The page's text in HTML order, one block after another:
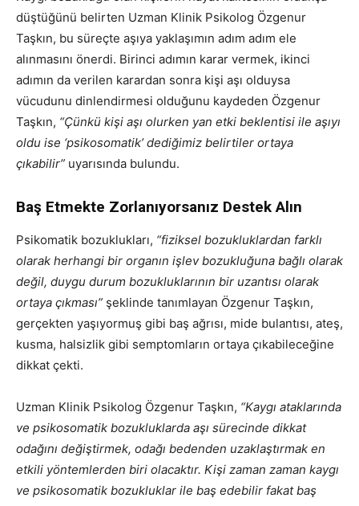
düştüğünü belirten Uzman Klinik Psikolog Özgenur
Taşkın, bu süreçte aşıya yaklaşımın adım adım ele
alınmasını önerdi. Birinci adımın karar vermek, ikinci
adımın da verilen karardan sonra kişi aşı olduysa
vücudunu dinlendirmesi olduğunu kaydeden Özgenur
Taşkın, “Çünkü kişi aşı olurken yan etki beklentisi ile aşıyı
oldu ise ‘psikosomatik’ dediğimiz belirtiler ortaya
çıkabilir” uyarısında bulundu.
Baş Etmekte Zorlanıyorsanız Destek Alın
Psikomatik bozuklukları, “fiziksel bozukluklardan farklı
olarak herhangi bir organın işlev bozukluğuna bağlı olarak
değil, duygu durum bozukluklarının bir uzantısı olarak
ortaya çıkması” şeklinde tanımlayan Özgenur Taşkın,
gerçekten yaşıyormuş gibi baş ağrısı, mide bulantısı, ateş,
kusma, halsizlik gibi semptomların ortaya çıkabileceğine
dikkat çekti.
Uzman Klinik Psikolog Özgenur Taşkın, “Kaygı ataklarında
ve psikosomatik bozukluklarda aşı sürecinde dikkat
odağını değiştirmek, odağı bedenden uzaklaştırmak en
etkili yöntemlerden biri olacaktır. Kişi zaman zaman kaygı
ve psikosomatik bozukluklar ile baş edebilir fakat baş